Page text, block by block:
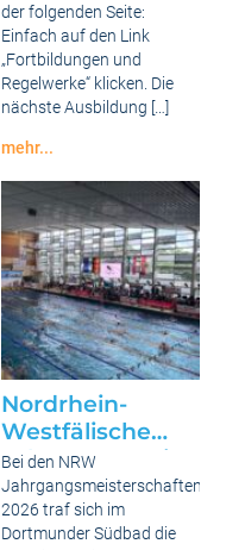
der folgenden Seite:
Einfach auf den Link
„Fortbildungen und
Regelwerke“ klicken. Die
nächste Ausbildung […]
mehr...
zur
Fortbildung
online
Nordrhein-
Westfälische
der Jahrgänge
2008 bis 2013
weiblich und
Bei den NRW
Jahrgangsmeisterschaften
2026 traf sich im
Dortmunder Südbad die